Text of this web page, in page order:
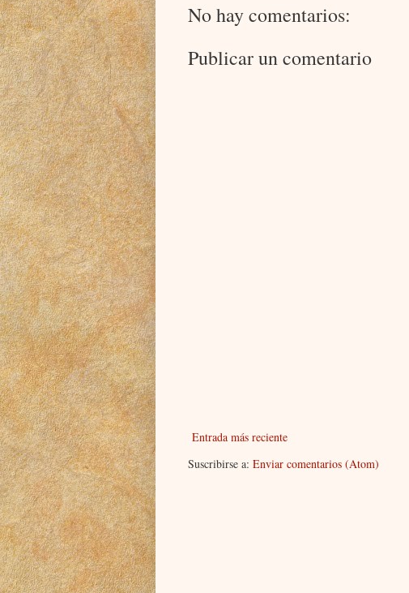
No hay comentarios:
Publicar un comentario
Entrada más reciente
Suscribirse a: Enviar comentarios (Atom)